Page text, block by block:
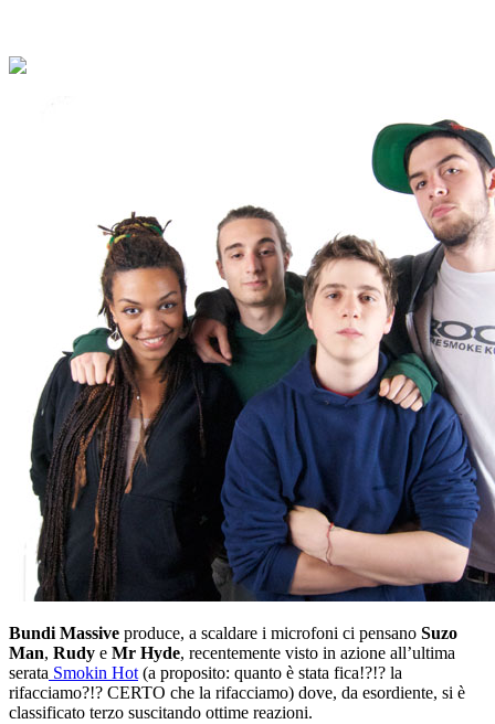
Bundi Massive produce, a scaldare i microfoni ci pensano Suzo
Man, Rudy e Mr Hyde, recentemente visto in azione all’ultima
serata Smokin Hot (a proposito: quanto è stata fica!?!? la
rifacciamo?!? CERTO che la rifacciamo) dove, da esordiente, si è
classificato terzo suscitando ottime reazioni.